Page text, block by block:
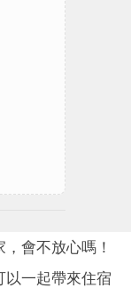
會不放心嗎！
以一起帶來住宿